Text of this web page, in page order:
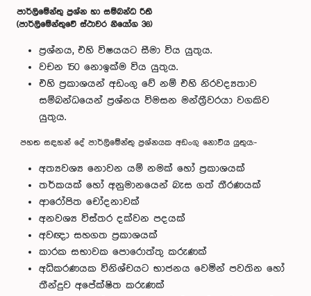
පාර්ලිමේන්තු ප්‍රශ්න හා සම්බන්ධ රීති
(පාර්ලිමේන්තුවේ ස්ථාවර නියෝග 36)
ප්‍රශ්නය, එහි විෂයයට සීමා විය යුතුය.
වචන 150 නොඉක්ම විය යුතුය.
එහි ප්‍රකාශයන් අඩංගු වේ නම් එහි නිරවද්‍යතාව
සම්බන්ධයෙන් ප්‍රශ්නය විමසන මන්ත්‍රීවරයා වගකිව
යුතුය.
පහත සඳහන් දේ පාර්ලිමේන්තු ප්‍රශ්නයක අඩංගු නොවිය යුතුය:-
අත්‍යවශ්‍ය නොවන යම් නමක් හෝ ප්‍රකාශයක්
තර්කයක් හෝ අනුමානයෙන් බැස ගත් තීරණයක්
ආරෝපිත චෝදනාවක්
අනවශ්‍ය විස්තර දක්වන පදයක්
අවඥා සහගත ප්‍රකාශයක්
කාරක සභාවක පොරොත්තු කරුණක්
අධිකරණයක විනිශ්චයට භාජනය වෙමින් පවතින හෝ
තීන්දුව අපේක්ෂිත කරුණක්